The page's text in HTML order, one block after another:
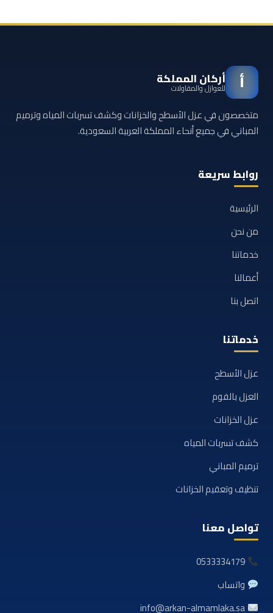
أ أركان المملكة
للعوازل والمقاولات
متخصصون في عزل الأسطح والخزانات وكشف تسربات المياه وترميم
المباني في جميع أنحاء المملكة العربية السعودية.
روابط سريعة
الرئيسية
من نحن
خدماتنا
أعمالنا
اتصل بنا
خدماتنا
عزل الأسطح
العزل بالفوم
عزل الخزانات
كشف تسربات المياه
ترميم المباني
تنظيف وتعقيم الخزانات
تواصل معنا
0533334179
واتساب
info@arkan-almamlaka.sa